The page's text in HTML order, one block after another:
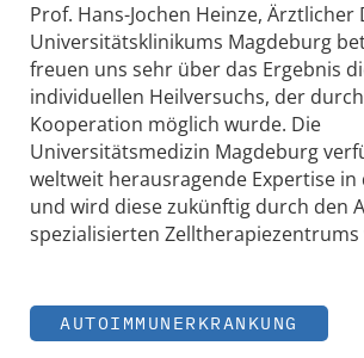
Prof. Hans-Jochen Heinze,
Universitätsklinikums Magdeburg
freuen uns sehr über das Ergebnis
individuellen Heilversuchs, der
Kooperation möglich wurde. Die
Universitätsmedizin Magdeburg
weltweit herausragende Expertise
und wird diese zukünftig durch den
spezialisierten
AUTOIMMUNERKRANKUNG